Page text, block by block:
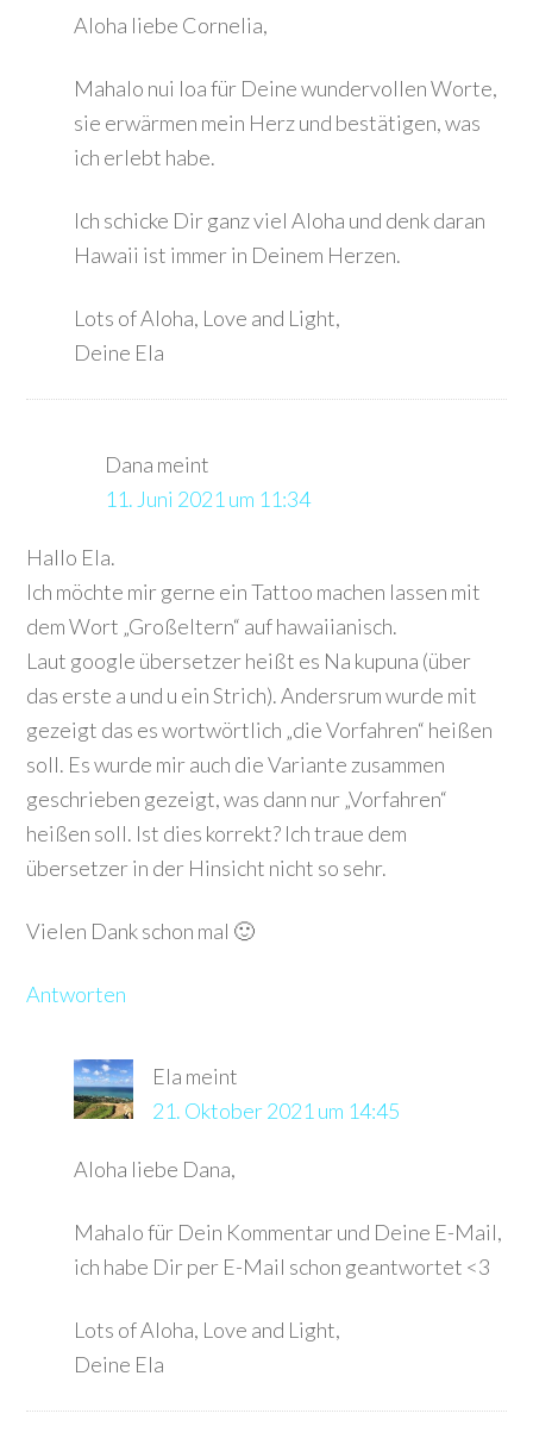
Aloha liebe Cornelia,
Mahalo nui loa für Deine wundervollen Worte,
sie erwärmen mein Herz und bestätigen, was
ich erlebt habe.
Ich schicke Dir ganz viel Aloha und denk daran
Hawaii ist immer in Deinem Herzen.
Lots of Aloha, Love and Light,
Deine Ela
Dana meint
11. Juni 2021 um 11:34
Hallo Ela.
Ich möchte mir gerne ein Tattoo machen lassen mit
dem Wort „Großeltern“ auf hawaiianisch.
Laut google übersetzer heißt es Na kupuna (über
das erste a und u ein Strich). Andersrum wurde mit
gezeigt das es wortwörtlich „die Vorfahren“ heißen
soll. Es wurde mir auch die Variante zusammen
geschrieben gezeigt, was dann nur „Vorfahren“
heißen soll. Ist dies korrekt? Ich traue dem
übersetzer in der Hinsicht nicht so sehr.
Vielen Dank schon mal 🙂
Antworten
Ela meint
21. Oktober 2021 um 14:45
Aloha liebe Dana,
Mahalo für Dein Kommentar und Deine E-Mail,
ich habe Dir per E-Mail schon geantwortet <3
Lots of Aloha, Love and Light,
Deine Ela